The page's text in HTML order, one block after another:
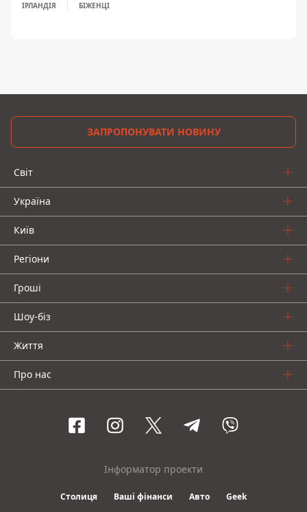
ІРЛАНДІЯ БІЖЕНЦІ
ЗАПРОПОНУВАТИ НОВИНУ
Світ
Україна
Київ
Регіони
Гроші
Шоу-біз
Життя
Про нас
Інформатор проекти
Столиця Ваші фінанси Авто Geek